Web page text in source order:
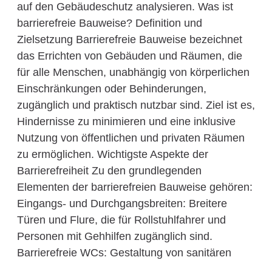
auf den Gebäudeschutz analysieren. Was ist
barrierefreie Bauweise? Definition und
Zielsetzung Barrierefreie Bauweise bezeichnet
das Errichten von Gebäuden und Räumen, die
für alle Menschen, unabhängig von körperlichen
Einschränkungen oder Behinderungen,
zugänglich und praktisch nutzbar sind. Ziel ist es,
Hindernisse zu minimieren und eine inklusive
Nutzung von öffentlichen und privaten Räumen
zu ermöglichen. Wichtigste Aspekte der
Barrierefreiheit Zu den grundlegenden
Elementen der barrierefreien Bauweise gehören:
Eingangs- und Durchgangsbreiten: Breitere
Türen und Flure, die für Rollstuhlfahrer und
Personen mit Gehhilfen zugänglich sind.
Barrierefreie WCs: Gestaltung von sanitären